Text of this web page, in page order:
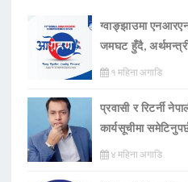
ग्वाङ्झाउमा
जमघट हुँदै,
१ महिना अगाडि
प्रवासी र रिटर्नी
कार्यसूचीमा
४ महिना अगाडि